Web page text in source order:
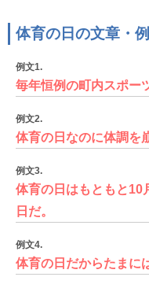
体育の日の文章・
例文1.
毎年恒例の町内スポー
例文2.
体育の日なのに体調を
例文3.
体育の日はもともと10
日だ。
例文4.
体育の日だからたまに